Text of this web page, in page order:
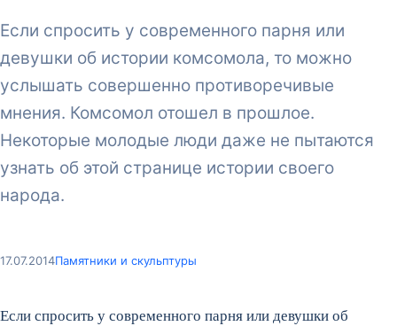
Если спросить у современного парня или
девушки об истории комсомола, то можно
услышать совершенно противоречивые
мнения. Комсомол отошел в прошлое.
Некоторые молодые люди даже не пытаются
узнать об этой странице истории своего
народа.
17.07.2014Памятники и скульптуры
Если спросить у современного парня или девушки об